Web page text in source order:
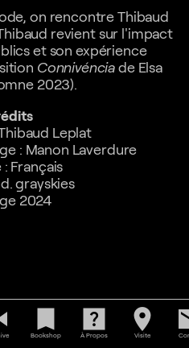
on rencontre Thibaud
revient sur l'impact
et son expérience
Connivénciade Elsa
2023).
Leplat
: Manon Laverdure
: Français
grayskies
2024
bookmark
Bookshop
help_center
À Propos
location_on
Visite